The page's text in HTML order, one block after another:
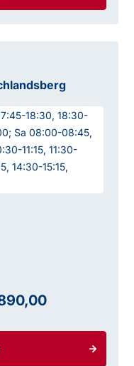
18:30, 18:30-
Sa 08:00-08:45,
11:15, 11:30-
14:30-15:15,